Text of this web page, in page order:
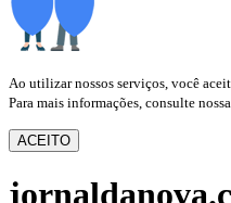
Ao utilizar nossos serviços, você
Para mais informações, consulte nossa
ACEITO